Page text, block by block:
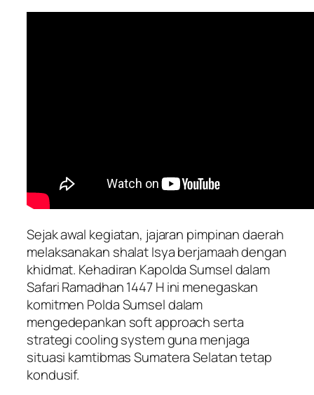
Sejak awal kegiatan, jajaran pimpinan daerah
melaksanakan shalat Isya berjamaah dengan
khidmat. Kehadiran Kapolda Sumsel dalam
Safari Ramadhan 1447 H ini menegaskan
komitmen Polda Sumsel dalam
mengedepankan soft approach serta
strategi cooling system guna menjaga
situasi kamtibmas Sumatera Selatan tetap
kondusif.